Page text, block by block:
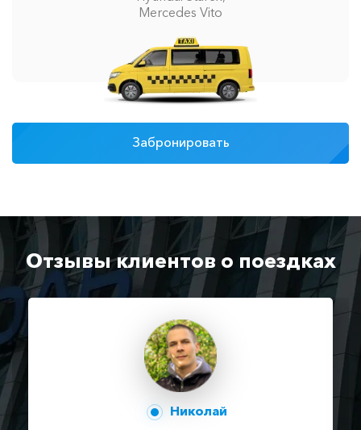
Mercedes Vito
Забронировать
Отзывы клиентов о поездках
Николай